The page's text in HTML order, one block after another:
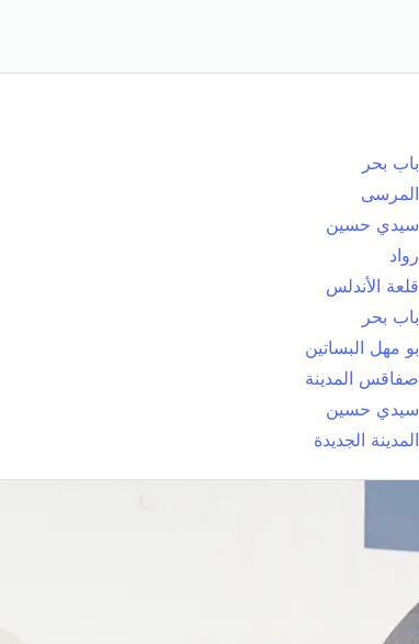
باب بحر
المرسى
سيدي حسين
رواد
قلعة الأندلس
باب بحر
بو مهل البساتين
صفاقس المدينة
سيدي حسين
المدينة الجديدة